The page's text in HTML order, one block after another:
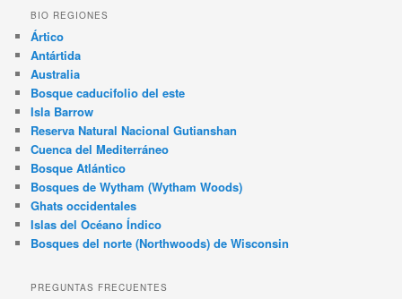
BIO REGIONES
Ártico
Antártida
Australia
Bosque caducifolio del este
Isla Barrow
Reserva Natural Nacional Gutianshan
Cuenca del Mediterráneo
Bosque Atlántico
Bosques de Wytham (Wytham Woods)
Ghats occidentales
Islas del Océano Índico
Bosques del norte (Northwoods) de Wisconsin
PREGUNTAS FRECUENTES